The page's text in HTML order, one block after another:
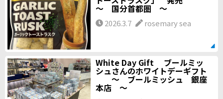
～ 国分首都圏 ～
2026.3.7 rosemary sea
White Day Gift ブールミッ
シュさんのホワイトデーギフト
～ ブールミッシュ 銀座
本店 ～